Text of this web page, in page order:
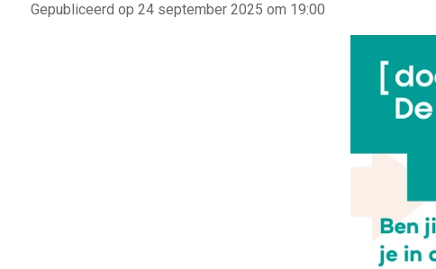
Gepubliceerd op 24 september 2025 om 19:00